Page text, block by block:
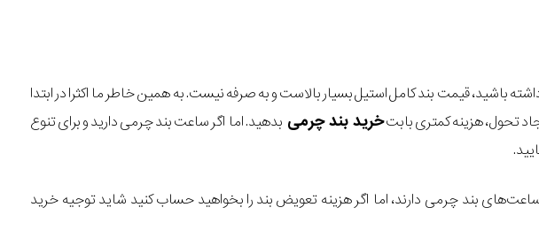
باشید، قیمت بند کامل استیل بسیار بالاست و به صرفه نیست. به همین خاطر ما اکثرا در ابتدا
تحول، هزینه کمتری بابتخرید بند چرمی بدهید. اما اگر ساعت بند چرمی دارید و برای تنوع
بند چرمی دارند، اما اگر هزینه تعویض بند را بخواهید حساب کنید شاید توجیه خرید